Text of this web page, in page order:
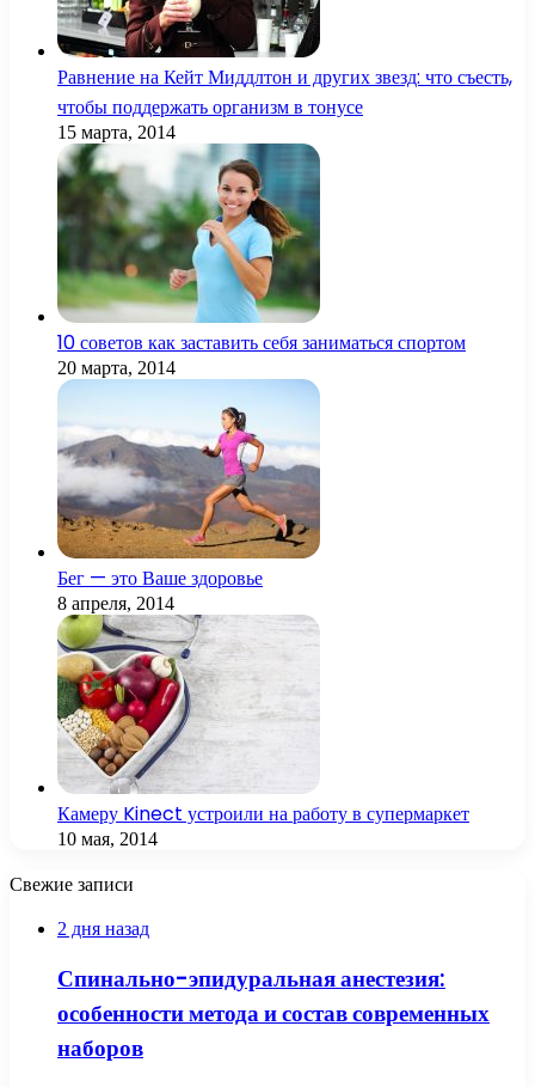
Равнение на Кейт Миддлтон и других звезд: что съесть,
чтобы поддержать организм в тонусе
15 марта, 2014
10 советов как заставить себя заниматься спортом
20 марта, 2014
Бег — это Ваше здоровье
8 апреля, 2014
Камеру Kinect устроили на работу в супермаркет
10 мая, 2014
Свежие записи
2 дня назад
Спинально-эпидуральная анестезия:
особенности метода и состав современных
наборов